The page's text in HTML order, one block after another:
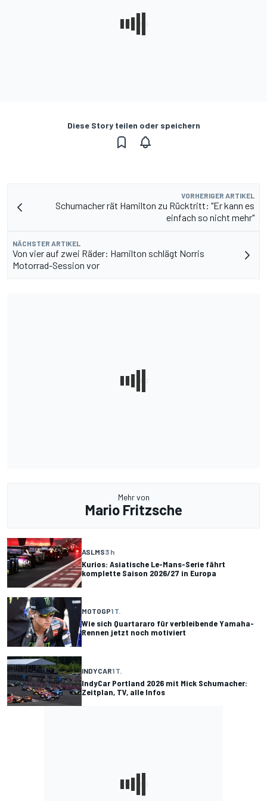
Diese Story teilen oder speichern
VORHERIGER ARTIKEL
Schumacher rät Hamilton zu Rücktritt: "Er kann es
einfach so nicht mehr"
NÄCHSTER ARTIKEL
Von vier auf zwei Räder: Hamilton schlägt Norris
Motorrad-Session vor
Mehr von
Mario Fritzsche
ASLMS3 h
Kurios: Asiatische Le-Mans-Serie fährt
komplette Saison 2026/27 in Europa
MOTOGP1 T.
Wie sich Quartararo für verbleibende Yamaha-
Rennen jetzt noch motiviert
INDYCAR1 T.
IndyCar Portland 2026 mit Mick Schumacher:
Zeitplan, TV, alle Infos